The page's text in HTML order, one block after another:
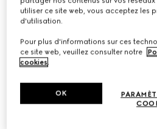
utiliser ce site web, vous acceptez les
d'utilisation.
Pour plus d'informations sur ces
ce site web, veuillez consulter notre
cookies.
OK